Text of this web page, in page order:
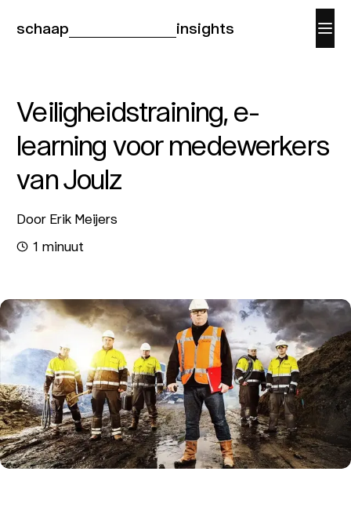
schaap insights
Veiligheidstraining, e-
learning voor medewerkers
van Joulz
Door Erik Meijers
1 minuut